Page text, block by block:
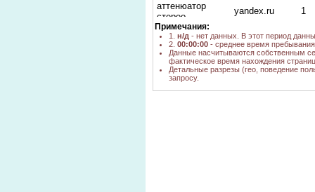
аттенюатор
стерео
yandex.ru
1
аттенилятор для
автоусилителя
yandex.ru
1
где купить
аттенюатор
bing.com
н/д
Аттенюатор
купить в
yandex.ru 1
Примечания:
1. н/д - нет данных. В этот период
2. 00:00:00 - среднее время
Данные насчитываются собственным
фактическое время нахождения
Детальные разрезы (гео, поведение
запросу.